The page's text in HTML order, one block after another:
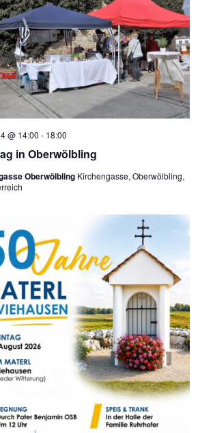
in Oberwölbling
@ 14:00 - 18:00
Oberwölbling Kirchengasse, Oberwölbling,